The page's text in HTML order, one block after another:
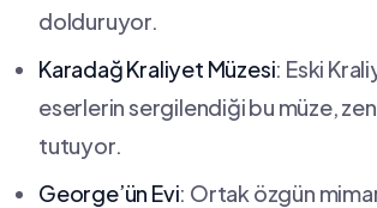
dolduruyor.
Karadağ Kraliyet ​Müzesi:​ Eski
eserlerin sergilendiği bu ⁤müze,
tutuyor.
George’ün Evi: Ortak özgün